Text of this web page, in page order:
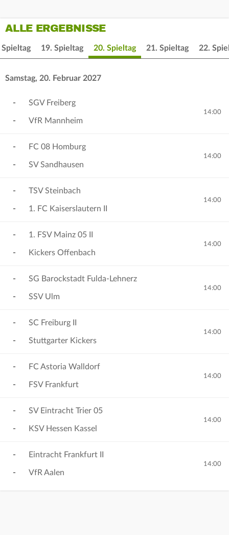
ALLE ERGEBNISSE
Spieltag 19. Spieltag 20. Spieltag 21. Spieltag 22.
Samstag, 20. Februar 2027
-
-
SGV Freiberg
VfR Mannheim
14:00
-
-
FC 08 Homburg
SV Sandhausen
14:00
-
-
TSV Steinbach
1. FC Kaiserslautern II
14:00
-
-
1. FSV Mainz 05 II
Kickers Offenbach
14:00
-
-
SG Barockstadt Fulda-Lehnerz
SSV Ulm
14:00
-
-
SC Freiburg II
Stuttgarter Kickers
14:00
-
-
FC Astoria Walldorf
FSV Frankfurt
14:00
-
-
SV Eintracht Trier 05
KSV Hessen Kassel
14:00
-
-
Eintracht Frankfurt II
VfR Aalen
14:00